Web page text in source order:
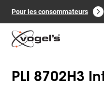
Pour les consommateurs
PLI 8702H3